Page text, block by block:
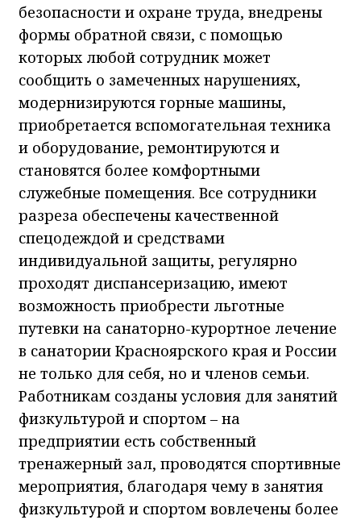
безопасности и охране труда, внедрены
формы обратной связи, с помощью
которых любой сотрудник может
сообщить о замеченных нарушениях,
модернизируются горные машины,
приобретается вспомогательная техника
и оборудование, ремонтируются и
становятся более комфортными
служебные помещения. Все сотрудники
разреза обеспечены качественной
спецодеждой и средствами
индивидуальной защиты, регулярно
проходят диспансеризацию, имеют
возможность приобрести льготные
путевки на санаторно-курортное лечение
в санатории Красноярского края и России
не только для себя, но и членов семьи.
Работникам созданы условия для занятий
физкультурой и спортом – на
предприятии есть собственный
тренажерный зал, проводятся спортивные
мероприятия, благодаря чему в занятия
физкультурой и спортом вовлечены более